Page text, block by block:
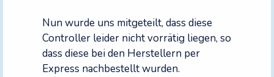
Nun wurde uns mitgeteilt, dass diese
Controller leider nicht vorrätig liegen, so
dass diese bei den Herstellern per
Express nachbestellt wurden.